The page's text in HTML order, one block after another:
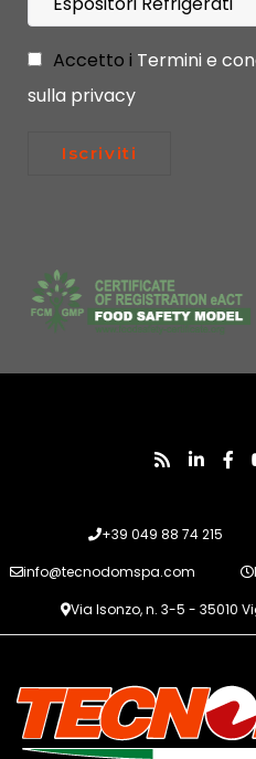
Accetto i Termini e
sulla privacy
Iscriviti
+39 049 88 74 215
info@tecnodomspa.com
Via Isonzo, n. 3-5 - 35010